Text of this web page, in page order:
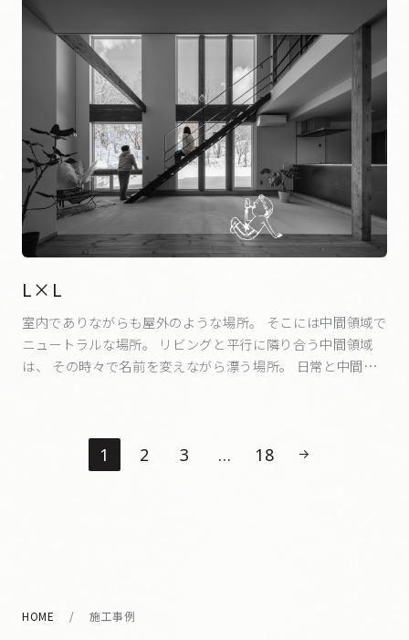
L×L
室内でありながらも屋外のような場所。 そこには中間領域で
ニュートラルな場所。 リビングと平行に隣り合う中間領域
は、 その時々で名前を変えながら漂う場所。 日常と中間領
1 2 3 … 18
HOME 施工事例